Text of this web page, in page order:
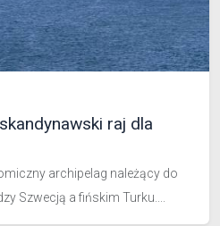
raj dla
archipelag należący do
Szwecją a fińskim Turku....